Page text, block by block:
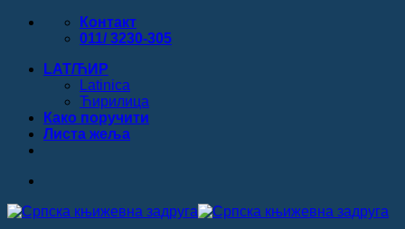
Прескочи
Контакт
011/ 3230-305
LAT/ЋИР
Latinica
Ћирилица
Како поручити
Листa жеља